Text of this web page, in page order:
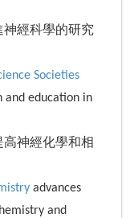
神經科學的研究
Societies
and education in
神經化學和相
advances
and